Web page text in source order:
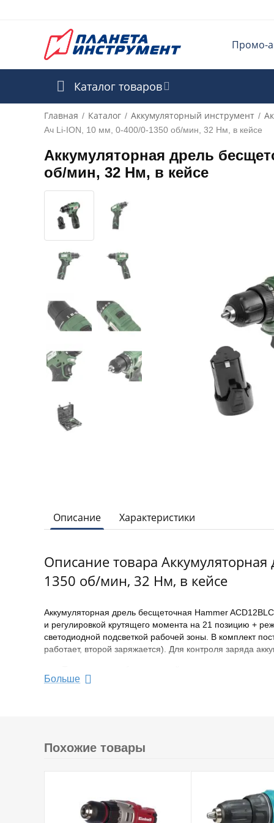
Промо-
Каталог товаров
Главная / Каталог / Аккумуляторный инструмент /
Ач Li-ION, 10 мм, 0-400/0-1350 об/мин, 32 Нм, в кейсе
Аккумуляторная дрель
об/мин, 32 Нм, в кейсе
Описание Характеристики
Описание товара
1350 об/мин, 32 Нм, в кейсе
Аккумуляторная дрель бесщеточная Hammer
и регулировкой крутящего момента на 21 позицию +
светодиодной подсветкой рабочей зоны. В комплект
работает, второй заряжается). Для контроля заряда
Max крутящий момент 32 Нм
Число ступеней крутящего момента 21
Тормоз двигателя
Блокировка шпинделя
Больше
Похожие товары